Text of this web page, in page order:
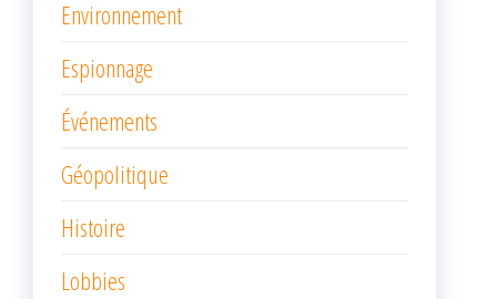
Environnement
Espionnage
Événements
Géopolitique
Histoire
Lobbies